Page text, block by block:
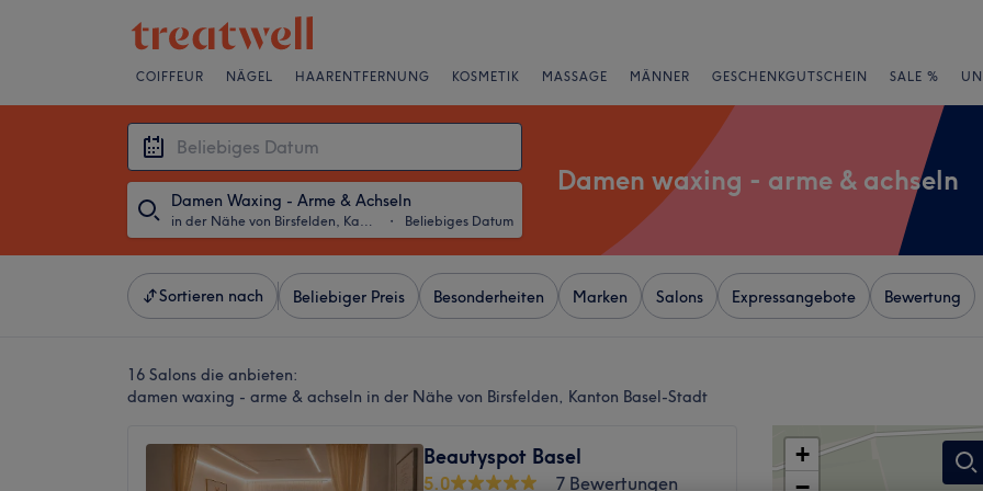
COIFFEUR NÄGEL HAARENTFERNUNG KOSMETIK MASSAGE MÄNNER GESCHENKGUTSCHEIN SALE %
Damen Waxing - Arme & Achseln
in der Nähe von Birsfelden, Kanton Basel-Stadt ・ Beliebiges Datum
Damen waxing - arme & achseln
Sortieren nach Beliebiger Preis Besonderheiten Marken Salons Expressangebote Bewertung
16 Salons die anbieten:
damen waxing - arme & achseln in der Nähe von Birsfelden, Kanton Basel-Stadt
Beautyspot Basel
5.0
7 Bewertungen
+